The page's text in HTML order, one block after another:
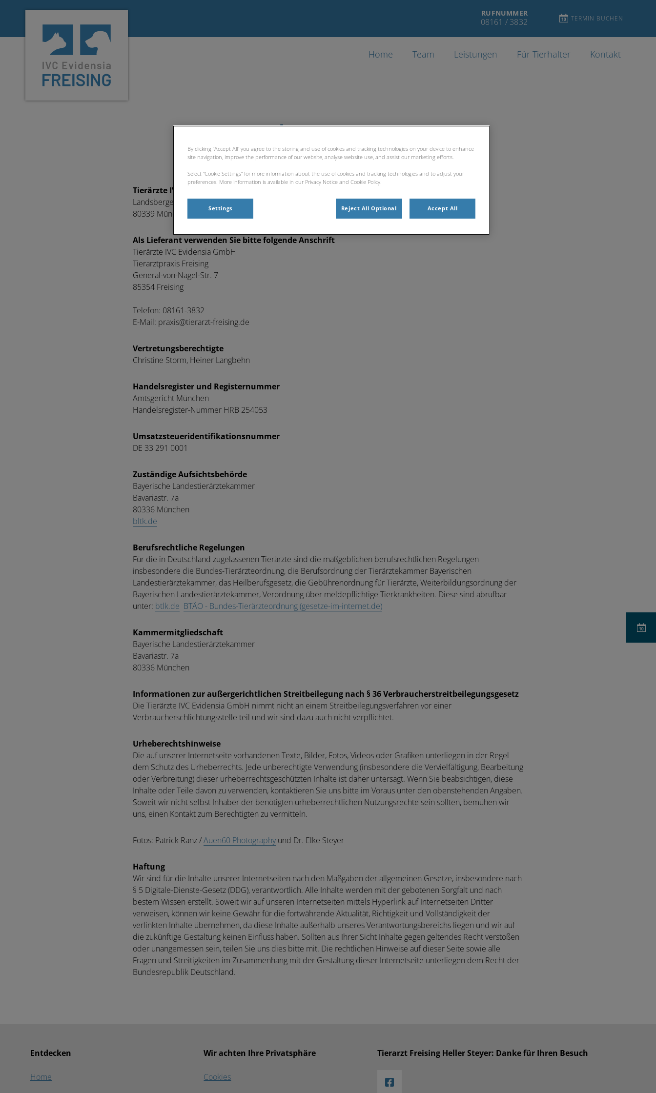
Homepage Tierarzt Freising
RUFNUMMER
08161 / 3832 TERMIN BUCHEN
Home Team Leistungen Für Tierhalter Kontakt
Impressum
Tierärzte IVC Evidensia GmbH
Landsberger Straße 94
​80339 München
Als Lieferant verwenden Sie bitte folgende Anschrift
Tierärzte IVC Evidensia GmbH
Tierarztpraxis Freising
General-von-Nagel-Str. 7
85354 Freising
Telefon: 08161-3832
E-Mail: praxis@tierarzt-freising.de
Vertretungsberechtigte
Christine Storm, Heiner Langbehn
Handelsregister und Registernummer
Amtsgericht München
Handelsregister-Nummer HRB 254053
Umsatzsteueridentifikationsnummer
DE 33 291 0001
Zuständige Aufsichtsbehörde
Bayerische Landestierärztekammer
Bavariastr. 7a
80336 München
bltk.de
Berufsrechtliche Regelungen
Für die in Deutschland zugelassenen Tierärzte sind die maßgeblichen berufsrechtlichen Regelungen
insbesondere die Bundes-Tierärzteordnung, die Berufsordnung der Tierärztekammer Bayerischen
Landestierärztekammer, das Heilberufsgesetz, die Gebührenordnung für Tierärzte, Weiterbildungsordnung der
Bayerischen Landestierärztekammer, Verordnung über meldepflichtige Tierkrankheiten. Diese sind abrufbar
unter: btlk.de BTÄO - Bundes-Tierärzteordnung (gesetze-im-internet.de)
Kammermitgliedschaft
Bayerische Landestierärztekammer
Bavariastr. 7a
80336 München
Informationen zur außergerichtlichen Streitbeilegung nach § 36 Verbraucherstreitbeilegungsgesetz
Die Tierärzte IVC Evidensia GmbH nimmt nicht an einem Streitbeilegungsverfahren vor einer
Verbraucherschlichtungsstelle teil und wir sind dazu auch nicht verpflichtet.
Urheberechtshinweise
Die auf unserer Internetseite vorhandenen Texte, Bilder, Fotos, Videos oder Grafiken unterliegen in der Regel
dem Schutz des Urheberrechts. Jede unberechtigte Verwendung (insbesondere die Vervielfältigung, Bearbeitung
oder Verbreitung) dieser urheberrechtsgeschützten Inhalte ist daher untersagt. Wenn Sie beabsichtigen, diese
Inhalte oder Teile davon zu verwenden, kontaktieren Sie uns bitte im Voraus unter den obenstehenden Angaben.
Soweit wir nicht selbst Inhaber der benötigten urheberrechtlichen Nutzungsrechte sein sollten, bemühen wir
uns, einen Kontakt zum Berechtigten zu vermitteln.
Fotos: Patrick Ranz / Auen60 Photography und Dr. Elke Steyer
Haftung
Wir sind für die Inhalte unserer Internetseiten nach den Maßgaben der allgemeinen Gesetze, insbesondere nach
§ 5 Digitale-Dienste-Gesetz (DDG), verantwortlich. Alle Inhalte werden mit der gebotenen Sorgfalt und nach
bestem Wissen erstellt. Soweit wir auf unseren Internetseiten mittels Hyperlink auf Internetseiten Dritter
verweisen, können wir keine Gewähr für die fortwährende Aktualität, Richtigkeit und Vollständigkeit der
verlinkten Inhalte übernehmen, da diese Inhalte außerhalb unseres Verantwortungsbereichs liegen und wir auf
die zukünftige Gestaltung keinen Einfluss haben. Sollten aus Ihrer Sicht Inhalte gegen geltendes Recht verstoßen
oder unangemessen sein, teilen Sie uns dies bitte mit. Die rechtlichen Hinweise auf dieser Seite sowie alle
Fragen und Streitigkeiten im Zusammenhang mit der Gestaltung dieser Internetseite unterliegen dem Recht der
Bundesrepublik Deutschland.
Entdecken
Home
Wir achten Ihre Privatsphäre
Cookies
Tierarzt Freising Heller Steyer: Danke für Ihren Besuch
By clicking “Accept All” you agree to the storing and use of cookies and tracking technologies on your device to enhance
site navigation, improve the performance of our website, analyse website use, and assist our marketing efforts.
Select “Cookie Settings” for more information about the use of cookies and tracking technologies and to adjust your
preferences. More information is available in our Privacy Notice and Cookie Policy.
Settings Reject All Optional Accept All